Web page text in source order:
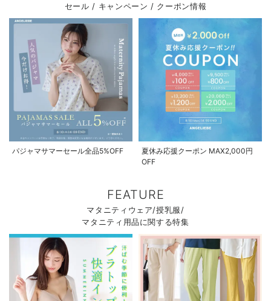
セール / キャンペーン / クーポン情報
パジャマサマーセール全品5%OFF
夏休み応援クーポン MAX2,000円
OFF
FEATURE
マタニティウェア/授乳服/
マタニティ用品に関する特集